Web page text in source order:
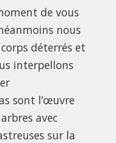
de vous
nous
déterrés et
interpellons
sont l’œuvre
avec
sur la